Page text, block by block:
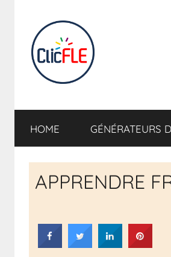
CLIC
FLE
INTERACTIF
Apprendre
en
s'amusant
HOME GÉNÉRATEURS
APPRENDRE